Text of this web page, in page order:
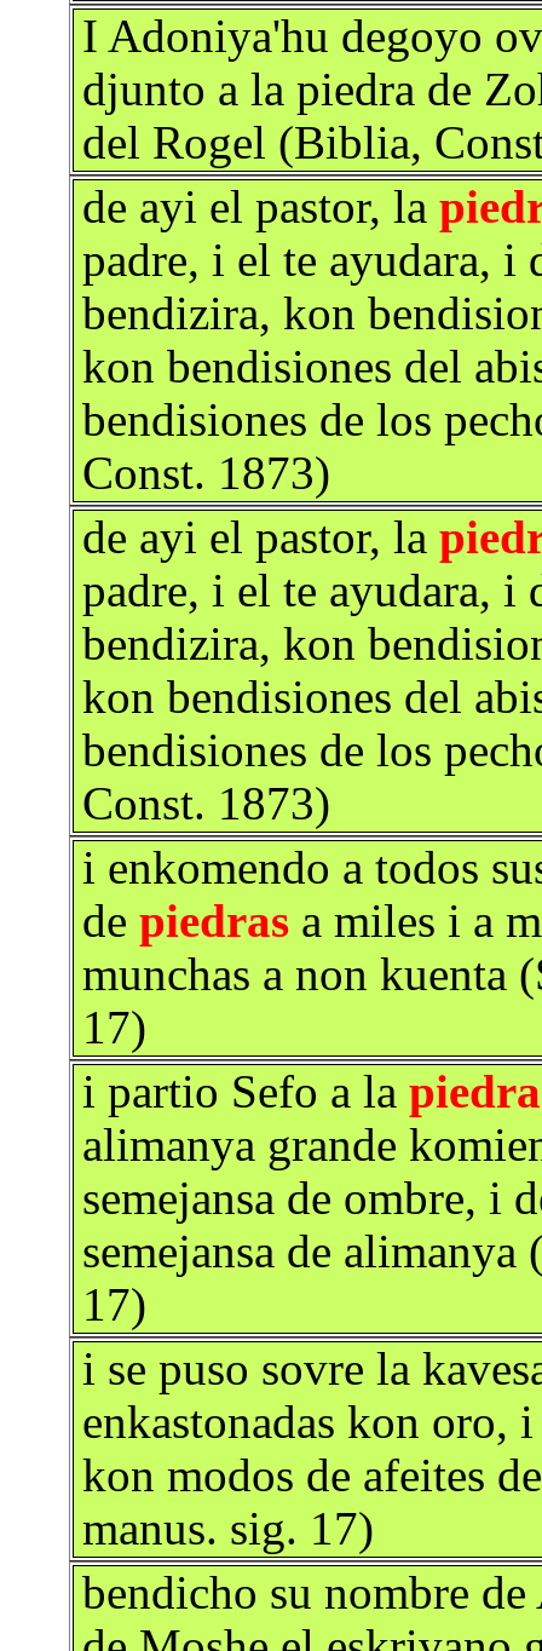
I Adoniya'hu degoyo
djunto a la piedra de
del Rogel (Biblia,
de ayi el pastor, la
padre, i el te ayudara, i
bendizira, kon
kon bendisiones del
bendisiones de los
Const. 1873)
de ayi el pastor, la
padre, i el te ayudara, i
bendizira, kon
kon bendisiones del
bendisiones de los
Const. 1873)
i enkomendo a todos
depiedras a miles i a
munchas a non kuenta
17)
i partio Sefo a lapiedra
alimanya grande
semejansa de ombre, i
semejansa de alimanya
17)
i se puso sovre la
enkastonadas kon oro,
kon modos de afeites
manus. sig. 17)
bendicho su nombre